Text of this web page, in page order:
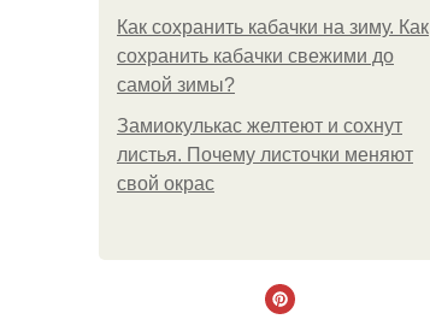
Как сохранить кабачки на зиму. Как
сохранить кабачки свежими до
самой зимы?
Замиокулькас желтеют и сохнут
листья. Почему листочки меняют
свой окрас